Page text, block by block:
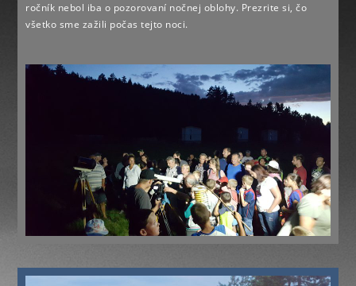
ročník nebol iba o pozorovaní nočnej oblohy. Prezrite si, čo
všetko sme zažili počas tejto noci.